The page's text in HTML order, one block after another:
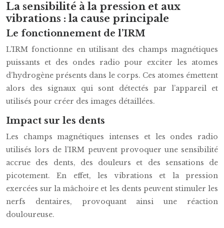
La sensibilité à la pression et aux
vibrations : la cause principale
Le fonctionnement de l’IRM
L’IRM fonctionne en utilisant des champs magnétiques
puissants et des ondes radio pour exciter les atomes
d’hydrogène présents dans le corps. Ces atomes émettent
alors des signaux qui sont détectés par l’appareil et
utilisés pour créer des images détaillées.
Impact sur les dents
Les champs magnétiques intenses et les ondes radio
utilisés lors de l’IRM peuvent provoquer une sensibilité
accrue des dents, des douleurs et des sensations de
picotement. En effet, les vibrations et la pression
exercées sur la mâchoire et les dents peuvent stimuler les
nerfs dentaires, provoquant ainsi une réaction
douloureuse.